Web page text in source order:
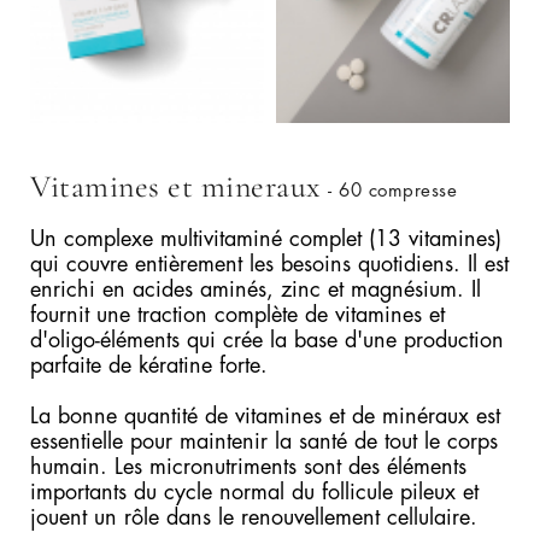
Vitamines et mineraux - 60 compresse
Un complexe multivitaminé complet (13 vitamines)
qui couvre entièrement les besoins quotidiens. Il est
enrichi en acides aminés, zinc et magnésium. Il
fournit une traction complète de vitamines et
d'oligo-éléments qui crée la base d'une production
parfaite de kératine forte.
La bonne quantité de vitamines et de minéraux est
essentielle pour maintenir la santé de tout le corps
humain. Les micronutriments sont des éléments
importants du cycle normal du follicule pileux et
jouent un rôle dans le renouvellement cellulaire.